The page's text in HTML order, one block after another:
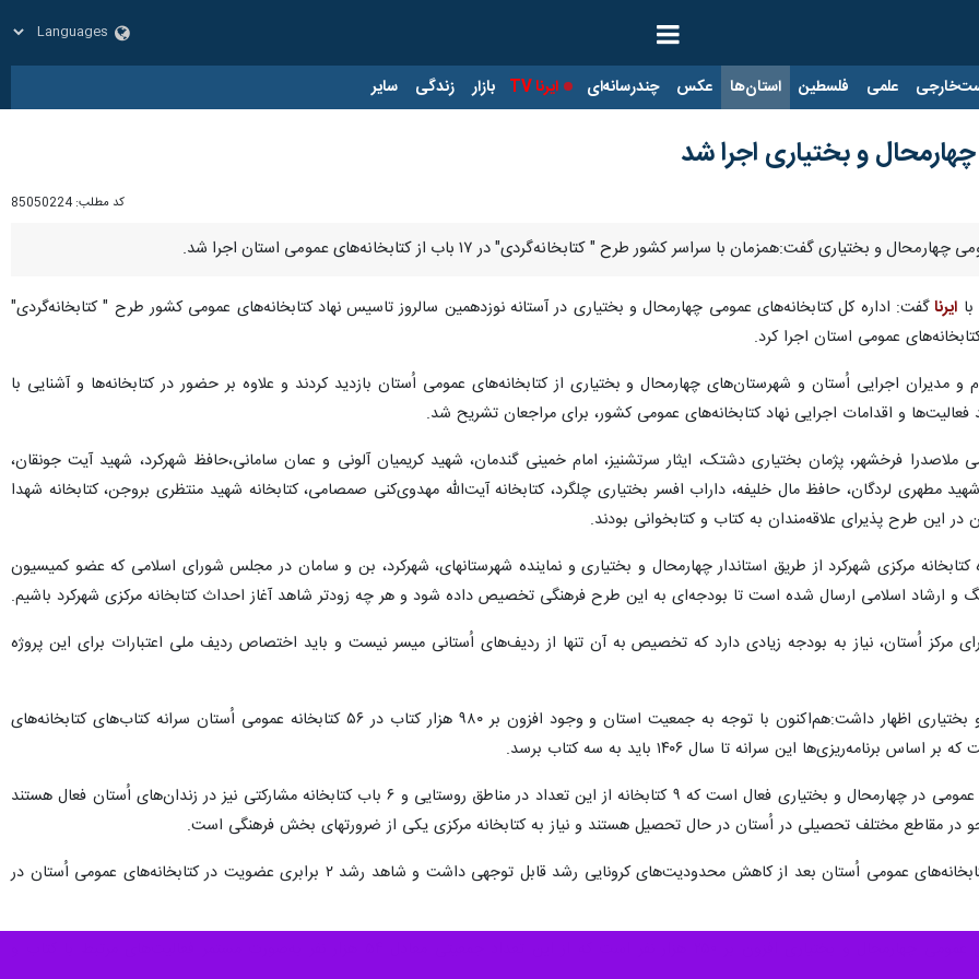
علمی فلسطین استان‌ها عکس چندرسانه‌ای ایرنا TV بازار زندگی سایر
و بختیاری اجرا شد
کد مطلب: 85050224